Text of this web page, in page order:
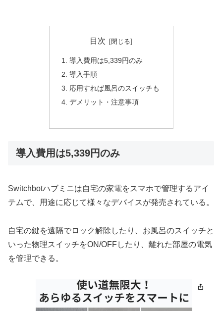
目次
導入費用は5,339円のみ
導入手順
応用すれば風呂のスイッチも
デメリット・注意事項
導入費用は5,339円のみ
Switchbotハブミニは自宅の家電をスマホで管理するアイ
テムで、用途に応じて様々なデバイスが発売されている。
自宅の鍵を遠隔でロック解除したり、お風呂のスイッチと
いった物理スイッチをON/OFFしたり、離れた部屋の電気
を管理できる。